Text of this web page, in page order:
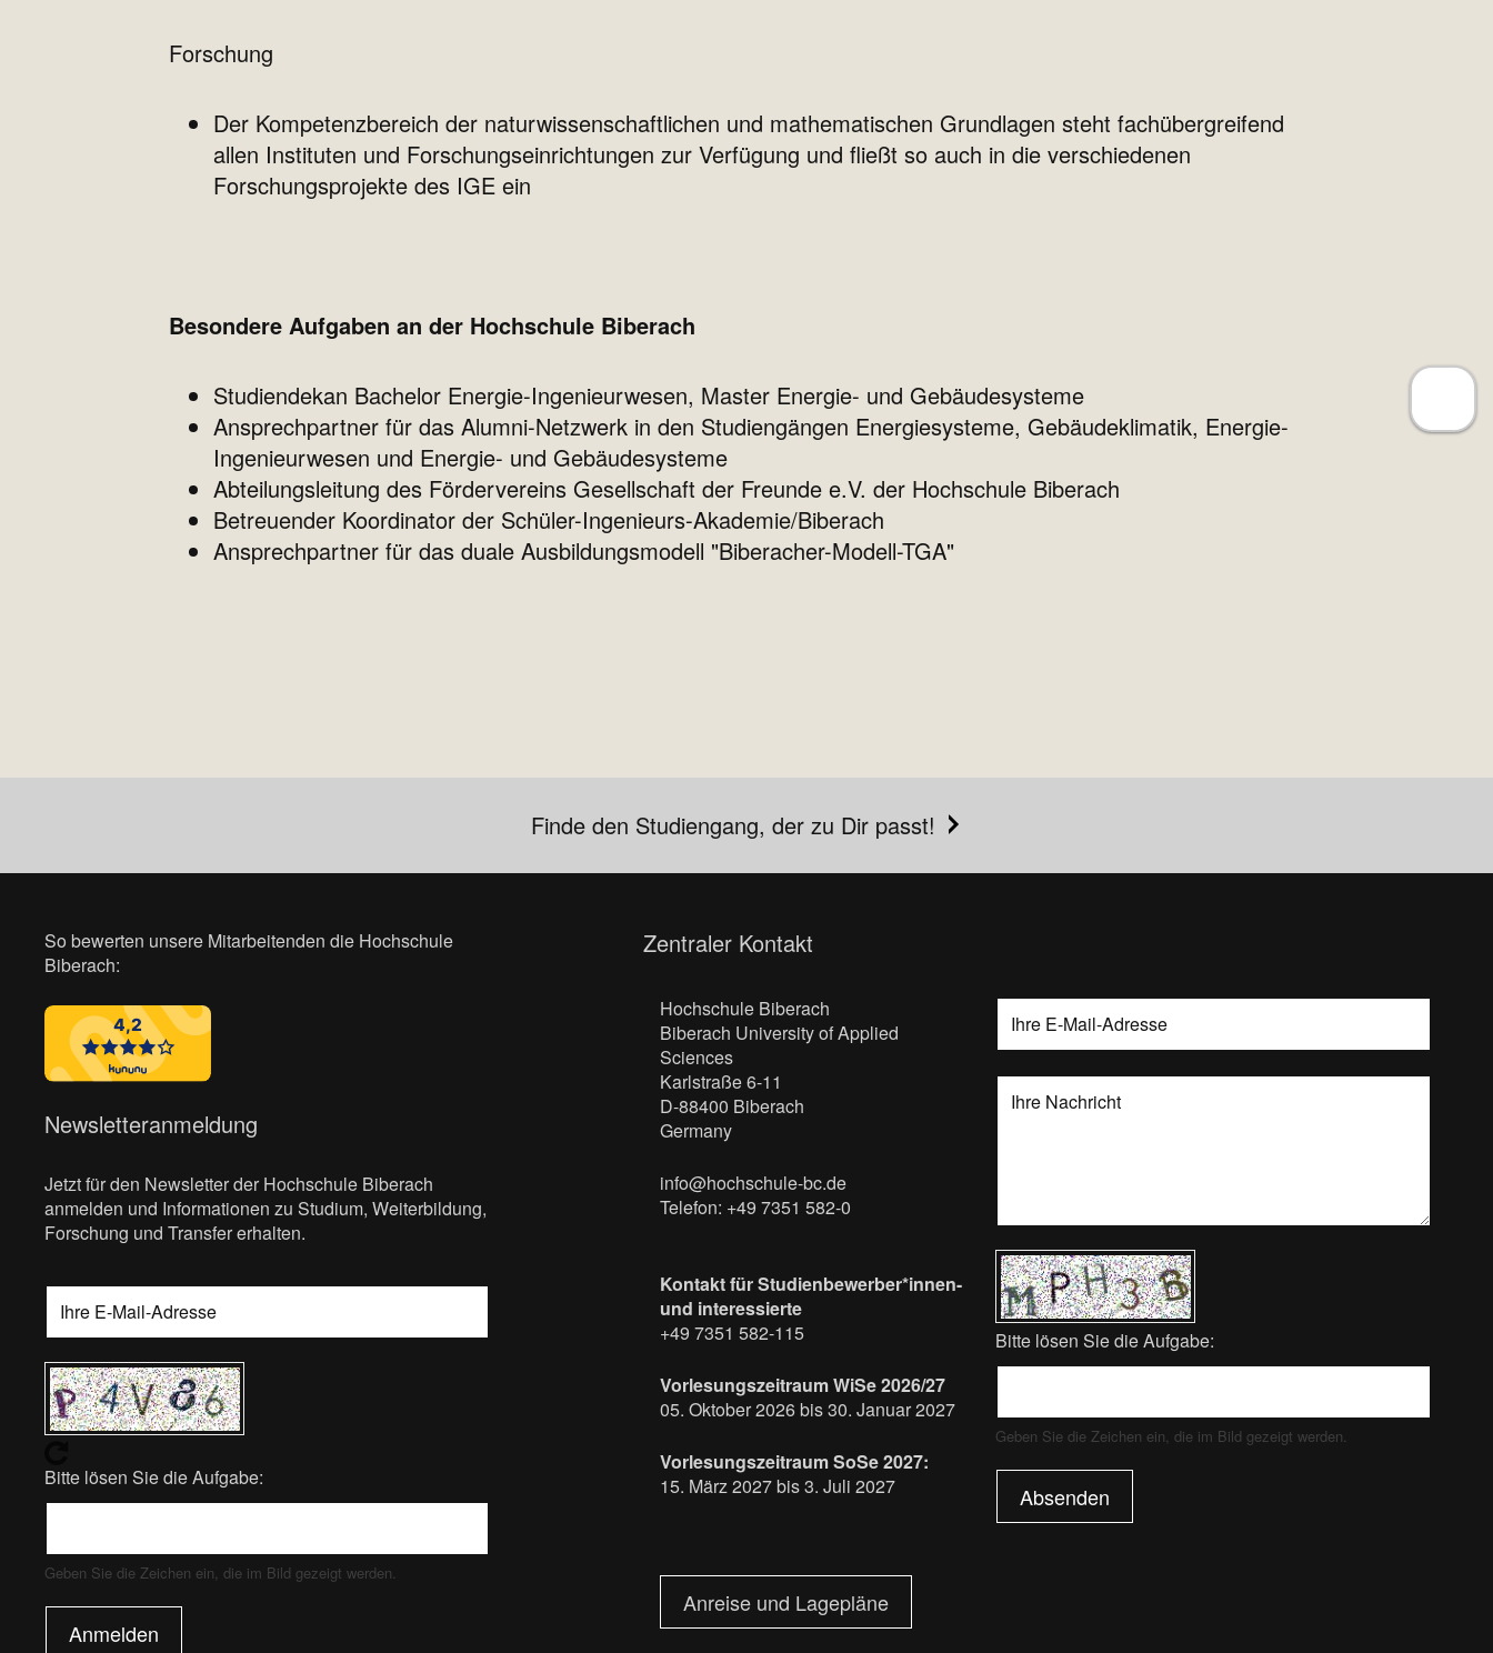
Forschung
Der Kompetenzbereich der naturwissenschaftlichen und mathematischen Grundlagen steht fachübergreifend
allen Instituten und Forschungseinrichtungen zur Verfügung und fließt so auch in die verschiedenen
Forschungsprojekte des IGE ein
Besondere Aufgaben an der Hochschule Biberach
Studiendekan Bachelor Energie-Ingenieurwesen, Master Energie- und Gebäudesysteme
Ansprechpartner für das Alumni-Netzwerk in den Studiengängen Energiesysteme, Gebäudeklimatik, Energie-
Ingenieurwesen und Energie- und Gebäudesysteme
Abteilungsleitung des Fördervereins Gesellschaft der Freunde e.V. der Hochschule Biberach
Betreuender Koordinator der Schüler-Ingenieurs-Akademie/Biberach
Ansprechpartner für das duale Ausbildungsmodell "Biberacher-Modell-TGA"
Finde den Studiengang, der zu Dir passt!
So bewerten unsere Mitarbeitenden die Hochschule
Biberach:
Newsletteranmeldung
Jetzt für den Newsletter der Hochschule Biberach
anmelden und Informationen zu Studium, Weiterbildung,
Forschung und Transfer erhalten.
Bitte lösen Sie die Aufgabe:
Geben Sie die Zeichen ein, die im Bild gezeigt werden.
Anmelden
Zentraler Kontakt
Hochschule Biberach
Biberach University of Applied
Sciences
Karlstraße 6-11
D-88400 Biberach
Germany
info@hochschule-bc.de
Telefon: +49 7351 582-0
Kontakt für Studienbewerber*innen-
und interessierte
+49 7351 582-115
Vorlesungszeitraum WiSe 2026/27
05. Oktober 2026 bis 30. Januar 2027
Vorlesungszeitraum SoSe 2027:
15. März 2027 bis 3. Juli 2027
Anreise und Lagepläne
Bitte lösen Sie die Aufgabe:
Geben Sie die Zeichen ein, die im Bild gezeigt werden.
Absenden